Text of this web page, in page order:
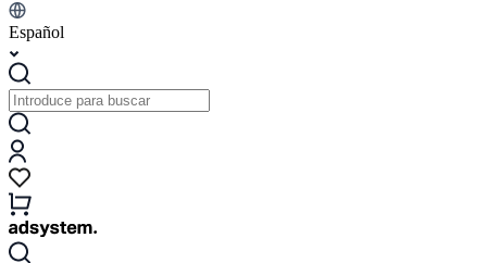
Español